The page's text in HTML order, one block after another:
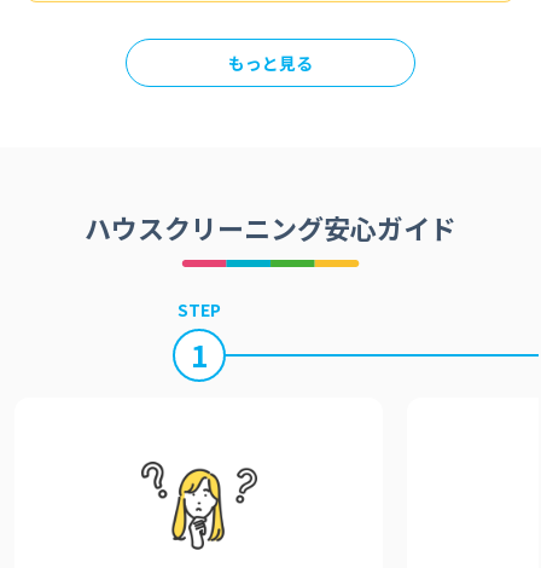
もっと見る
ハウスクリーニング安心ガイド
STEP
1